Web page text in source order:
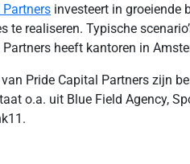
Partners investeert in groeiende
te realiseren. Typische
heeft kantoren in
Pride Capital Partners zijn
o.a. uit Blue Field Agency,